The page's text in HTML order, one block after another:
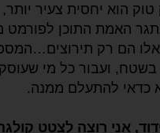
טוק הוא יחסית צעיר
האמת התוכן לפורמט
הם רק
ועבור כל מי שעוסק
כדאי להתעלם ממנה.
אני רוצה לצטט